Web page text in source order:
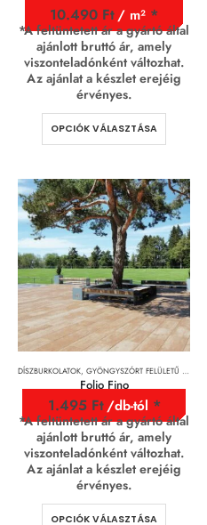
10.490 Ft/ m²
*A feltüntetett ár a gyártó által
ajánlott bruttó ár, amely
viszonteladónként változhat.
Az ajánlat a készlet erejéig
érvényes.
OPCIÓK VÁLASZTÁSA
DÍSZBURKOLATOK, GYÖNGYSZÓRT FELÜLETŰ TÉRKÖVEK
Folio Fino
1.495 Ft /db-tól
*A feltüntetett ár a gyártó által
ajánlott bruttó ár, amely
viszonteladónként változhat.
Az ajánlat a készlet erejéig
érvényes.
OPCIÓK VÁLASZTÁSA